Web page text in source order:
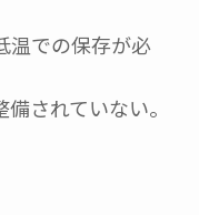
温での保存が必
されていない。